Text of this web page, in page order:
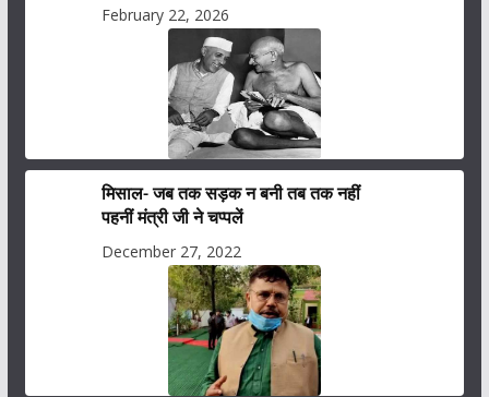
February 22, 2026
मिसाल- जब तक सड़क न बनी तब तक नहीं
पहनीं मंत्री जी ने चप्पलें
December 27, 2022